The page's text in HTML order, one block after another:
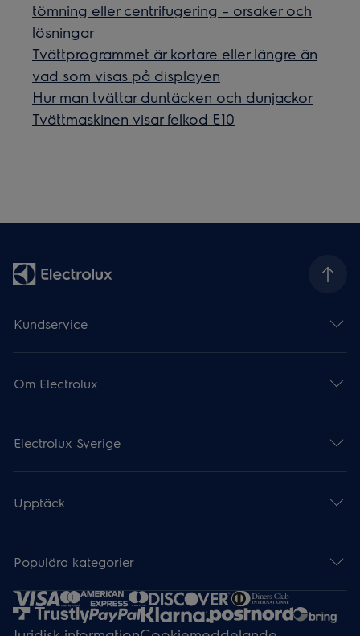
tömning eller centrifugering – orsaker och
lösningar
Tvättprogrammet är kortare eller längre än
vad som visas på displayen
Hur man tvättar duntäcken och dunjackor
Tvättmaskinen visar felkod E10
Kundservice
Om Electrolux
Electrolux Sverige
Upptäck
Populära kategorier